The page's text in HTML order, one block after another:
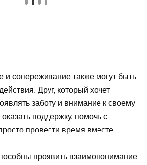
и сопереживание также могут быть
Друг, который хочет
заботу и внимание к своему
оказать поддержку, помочь с
провести время вместе.
проявить взаимопонимание